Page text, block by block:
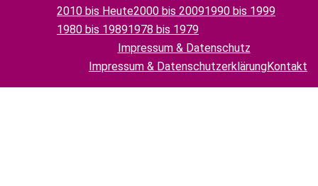
2010 bis Heute2000 bis 20091990 bis 1999
1980 bis 19891978 bis 1979
Impressum & Datenschutz
Impressum & DatenschutzerklärungKontakt